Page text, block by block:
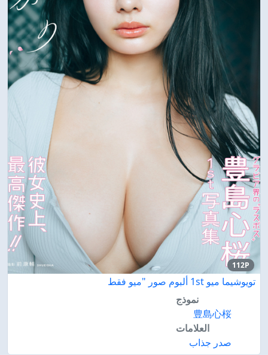
112P
تويوشيما ميو 1st ألبوم صور "ميو فقط
نموذج
豊島心桜
العلامات
صدر جذاب